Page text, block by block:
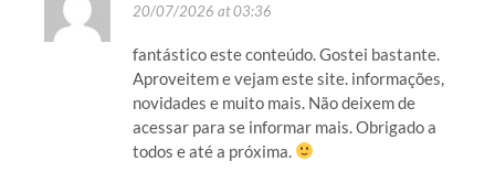
20/07/2026 at 03:36
fantástico este conteúdo. Gostei bastante.
Aproveitem e vejam este site. informações,
novidades e muito mais. Não deixem de
acessar para se informar mais. Obrigado a
todos e até a próxima.